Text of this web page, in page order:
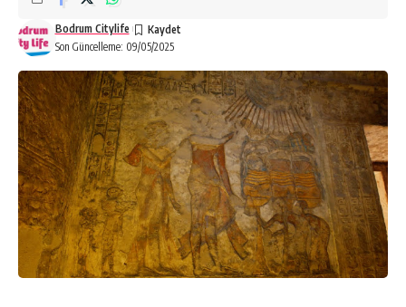
Son Güncelleme: 09/05/2025
Bodrum Citylife